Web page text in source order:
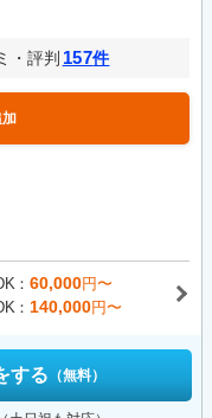
・評判 157件
60,000円〜
140,000円〜
する （無料）